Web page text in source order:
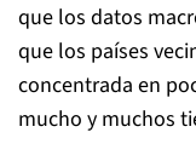
que los datos
que los países
concentrada en
mucho y muchos